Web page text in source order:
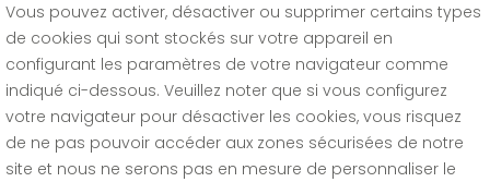
Vous pouvez activer, désactiver ou supprimer certains types
de cookies qui sont stockés sur votre appareil en
configurant les paramètres de votre navigateur comme
indiqué ci-dessous. Veuillez noter que si vous configurez
votre navigateur pour désactiver les cookies, vous risquez
de ne pas pouvoir accéder aux zones sécurisées de notre
site et nous ne serons pas en mesure de personnaliser le